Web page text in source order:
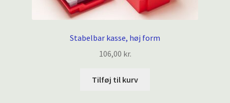
Stabelbar kasse, høj form
106,00 kr.
Tilføj til kurv